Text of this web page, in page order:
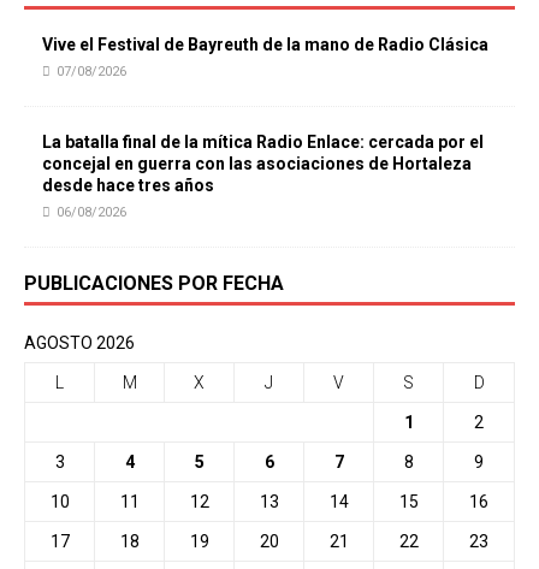
Vive el Festival de Bayreuth de la mano de Radio Clásica
07/08/2026
La batalla final de la mítica Radio Enlace: cercada por el
concejal en guerra con las asociaciones de Hortaleza
desde hace tres años
06/08/2026
PUBLICACIONES POR FECHA
AGOSTO 2026
M X J V S D
1 2
3 4 5 6 7 8 9
10 11 12 13 14 15 16
17 18 19 20 21 22 23